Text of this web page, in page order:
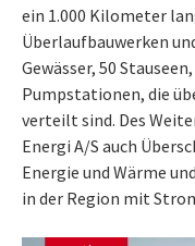
ein 1.000 Kilometer
Überlaufbauwerken
Gewässer, 50
Pumpstationen, die
verteilt sind. Des
Energi A/S auch
Energie und Wärme
in der Region mit